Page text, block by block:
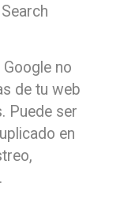
no
de tu web
Puede ser
en